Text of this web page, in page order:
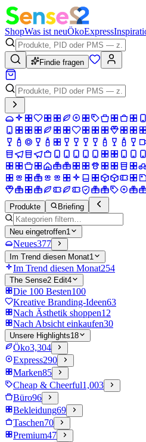
ShopWas ist neuÖkoExpress
Findie fragen
Produkte Briefing
Neu eingetroffen1
Neues377
Im Trend diesen Monat1
Im Trend diesen Monat254
The Sense2 Edit4
Die 100 Besten100
Kreative Branding-Ideen63
Nach Ästhetik shoppen12
Nach Absicht einkaufen30
Unsere Highlights18
Öko3,304
Express290
Marken85
Cheap & Cheerful1,003
Büro96
Bekleidung69
Taschen70
Premium47